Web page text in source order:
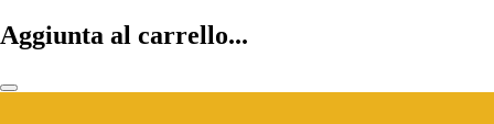
Aggiunta al carrello...